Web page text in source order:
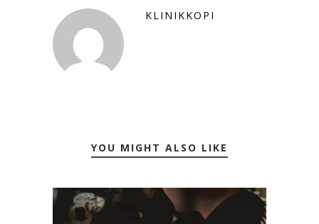
KLINIKKOPI
YOU MIGHT ALSO LIKE